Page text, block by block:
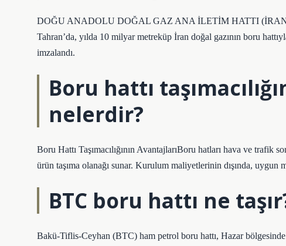
DOĞU ANADOLU DOĞAL GAZ ANA İLETİM HATTI (İRAN-
Tahran’da, yılda 10 milyar metreküp İran doğal gazının boru
imzalandı.
Boru hattı
nelerdir?
Boru Hattı Taşımacılığının AvantajlarıBoru hatları hava ve trafik
ürün taşıma olanağı sunar. Kurulum maliyetlerinin dışında, uygun
BTC boru hattı ne
Bakü-Tiflis-Ceyhan (BTC) ham petrol boru hattı, Hazar